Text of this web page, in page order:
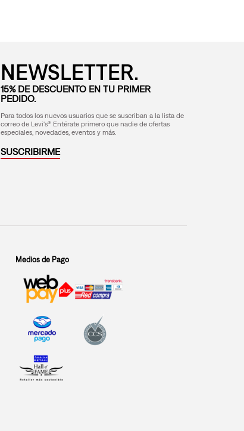
NEWSLETTER.
15% DE DESCUENTO EN TU PRIMER
PEDIDO.
Para todos los nuevos usuarios que se suscriban a la lista de
correo de Levi's® Entérate primero que nadie de ofertas
especiales, novedades, eventos y más.
SUSCRIBIRME
Medios de Pago